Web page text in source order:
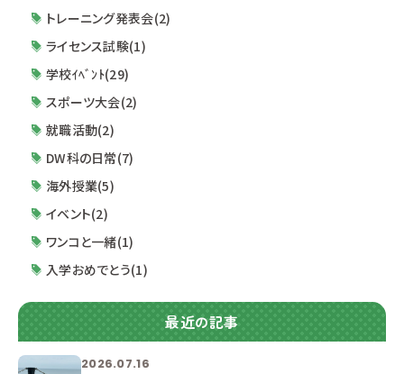
トレーニング発表会(2)
ライセンス試験(1)
学校ｲﾍﾞﾝﾄ(29)
スポーツ大会(2)
就職活動(2)
DW科の日常(7)
海外授業(5)
イベント(2)
ワンコと一緒(1)
入学おめでとう(1)
最近の記事
2026.07.16